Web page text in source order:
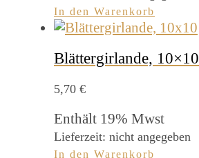
In den Warenkorb
Blättergirlande, 10×10
5,70 €
Enthält 19% Mwst
Lieferzeit: nicht angegeben
In den Warenkorb